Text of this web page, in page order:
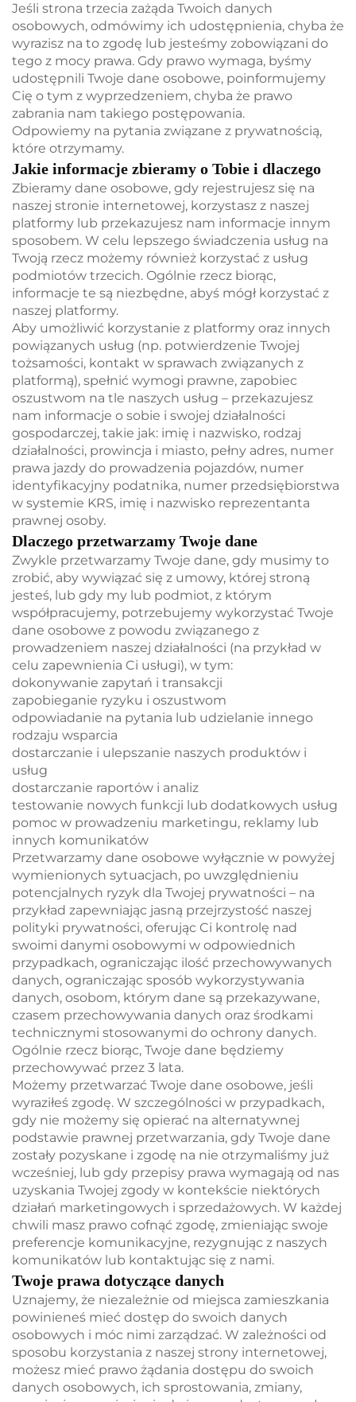
Jeśli strona trzecia zażąda Twoich danych
osobowych, odmówimy ich udostępnienia, chyba że
wyrazisz na to zgodę lub jesteśmy zobowiązani do
tego z mocy prawa. Gdy prawo wymaga, byśmy
udostępnili Twoje dane osobowe, poinformujemy
Cię o tym z wyprzedzeniem, chyba że prawo
zabrania nam takiego postępowania.
Odpowiemy na pytania związane z prywatnością,
które otrzymamy.
Jakie informacje zbieramy o Tobie i dlaczego
Zbieramy dane osobowe, gdy rejestrujesz się na
naszej stronie internetowej, korzystasz z naszej
platformy lub przekazujesz nam informacje innym
sposobem. W celu lepszego świadczenia usług na
Twoją rzecz możemy również korzystać z usług
podmiotów trzecich. Ogólnie rzecz biorąc,
informacje te są niezbędne, abyś mógł korzystać z
naszej platformy.
Aby umożliwić korzystanie z platformy oraz innych
powiązanych usług (np. potwierdzenie Twojej
tożsamości, kontakt w sprawach związanych z
platformą), spełnić wymogi prawne, zapobiec
oszustwom na tle naszych usług – przekazujesz
nam informacje o sobie i swojej działalności
gospodarczej, takie jak: imię i nazwisko, rodzaj
działalności, prowincja i miasto, pełny adres, numer
prawa jazdy do prowadzenia pojazdów, numer
identyfikacyjny podatnika, numer przedsiębiorstwa
w systemie KRS, imię i nazwisko reprezentanta
prawnej osoby.
Dlaczego przetwarzamy Twoje dane
Zwykle przetwarzamy Twoje dane, gdy musimy to
zrobić, aby wywiązać się z umowy, której stroną
jesteś, lub gdy my lub podmiot, z którym
współpracujemy, potrzebujemy wykorzystać Twoje
dane osobowe z powodu związanego z
prowadzeniem naszej działalności (na przykład w
celu zapewnienia Ci usługi), w tym:
dokonywanie zapytań i transakcji
zapobieganie ryzyku i oszustwom
odpowiadanie na pytania lub udzielanie innego
rodzaju wsparcia
dostarczanie i ulepszanie naszych produktów i
usług
dostarczanie raportów i analiz
testowanie nowych funkcji lub dodatkowych usług
pomoc w prowadzeniu marketingu, reklamy lub
innych komunikatów
Przetwarzamy dane osobowe wyłącznie w powyżej
wymienionych sytuacjach, po uwzględnieniu
potencjalnych ryzyk dla Twojej prywatności – na
przykład zapewniając jasną przejrzystość naszej
polityki prywatności, oferując Ci kontrolę nad
swoimi danymi osobowymi w odpowiednich
przypadkach, ograniczając ilość przechowywanych
danych, ograniczając sposób wykorzystywania
danych, osobom, którym dane są przekazywane,
czasem przechowywania danych oraz środkami
technicznymi stosowanymi do ochrony danych.
Ogólnie rzecz biorąc, Twoje dane będziemy
przechowywać przez 3 lata.
Możemy przetwarzać Twoje dane osobowe, jeśli
wyraziłeś zgodę. W szczególności w przypadkach,
gdy nie możemy się opierać na alternatywnej
podstawie prawnej przetwarzania, gdy Twoje dane
zostały pozyskane i zgodę na nie otrzymaliśmy już
wcześniej, lub gdy przepisy prawa wymagają od nas
uzyskania Twojej zgody w kontekście niektórych
działań marketingowych i sprzedażowych. W każdej
chwili masz prawo cofnąć zgodę, zmieniając swoje
preferencje komunikacyjne, rezygnując z naszych
komunikatów lub kontaktując się z nami.
Twoje prawa dotyczące danych
Uznajemy, że niezależnie od miejsca zamieszkania
powinieneś mieć dostęp do swoich danych
osobowych i móc nimi zarządzać. W zależności od
sposobu korzystania z naszej strony internetowej,
możesz mieć prawo żądania dostępu do swoich
danych osobowych, ich sprostowania, zmiany,